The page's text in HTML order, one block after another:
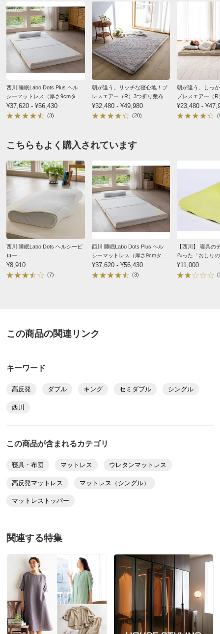
価格 ¥16,335 税込 ¥14,850 税抜
送料・送料種
基本配送料：¥880
※お届け先が同じであれば複数個ご購入いただいても¥880です。
商品番号 900-LE05-71
商品名・特徴
≪セミダブル≫ 西川 睡眠Labo Dots ヘルシーライト
価格 ¥20,790税込 ¥18,900 税抜
基本配送料：¥880
※お届け先が同じであれば複数個ご購入いただいても¥880です。
商品番号 900-LE05-72
商品名・特徴
≪ダブル≫ 西川 睡眠Labo Dots ヘルシーライトマット
価格 ¥24,750 税込 ¥22,500 税抜
お支払い方法
【シングル】約97×195×3.5cm・重さ約2.5kg
【ダブル】約140×195×3.5cm・重さ約3.8kg
ンフォーム
■側地はファスナー式
■中国製
※セミダブル、ダブルはご注文から2週間前後でお届けい
たします。
0
★★★★★
シングル Ｓ
秋田県
しっかり体を支えつつドット部分が体にフィットして心
地よいです。
2026/07/18
セミダブル ＳＤ
東京都
電動ベッドを使用しているせいかマットレスが薄くこち
らを購入しました。
厚みも出てモチモチふかふかで気持ちよく寝られます。
体圧分散で寝返りもスムーズです。
2026/06/20
ヘタリ気味だった脚付ベッドが、これを敷く事により、
寝心地がグンと良くなりました。
2025/11/19
西川 睡眠Labo Dots Plus ヘル
シーマットレス（厚さ9cmタイ
プ）
¥37,620 - ¥56,430
(3)
朝が違う。リッチな寝心地！ブ
レスエアー（R）3つ折り敷布
団 コンフォートリッチ（厚さ
6cm）
¥32,480 - ¥49,980
(20)
朝が違う。しっ
ブレスエアー（
布団リファイン
¥23,480 -
こちらもよく購入されています
西川 睡眠Labo Dots ヘルシーピ
ロー
¥8,910
(7)
西川 睡眠Labo Dots Plus ヘル
シーマットレス（厚さ9cmタイ
プ）
¥37,620 - ¥56,430
(3)
【西川】 寝具の
作った「おしり
Keeps（キープ
¥11,000
この商品の関連リンク
キーワード
高反発 ダブル キング セミダブル シングル
西川
この商品が含まれるカテゴリ
寝具・布団 マットレス ウレタンマットレス
高反発マットレス マットレス（シングル）
マットレストッパー
関連する特集